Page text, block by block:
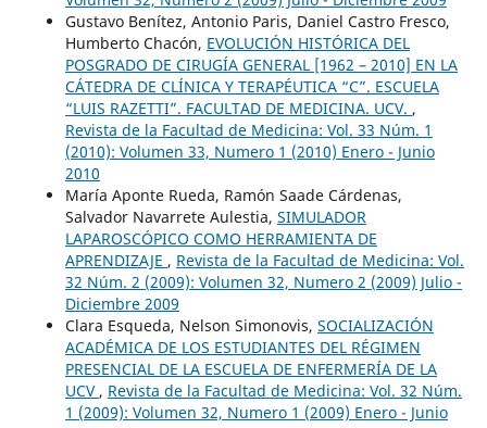
Gustavo Benítez, Antonio Paris, Daniel Castro Fresco,
Humberto Chacón, EVOLUCIÓN HISTÓRICA DEL
POSGRADO DE CIRUGÍA GENERAL [1962 – 2010] EN LA
CÁTEDRA DE CLÍNICA Y TERAPÉUTICA “C”. ESCUELA
“LUIS RAZETTI”. FACULTAD DE MEDICINA. UCV. ,
Revista de la Facultad de Medicina: Vol. 33 Núm. 1
(2010): Volumen 33, Numero 1 (2010) Enero - Junio
2010
María Aponte Rueda, Ramón Saade Cárdenas,
Salvador Navarrete Aulestia, SIMULADOR
LAPAROSCÓPICO COMO HERRAMIENTA DE
APRENDIZAJE , Revista de la Facultad de Medicina: Vol.
32 Núm. 2 (2009): Volumen 32, Numero 2 (2009) Julio -
Diciembre 2009
Clara Esqueda, Nelson Simonovis, SOCIALIZACIÓN
ACADÉMICA DE LOS ESTUDIANTES DEL RÉGIMEN
PRESENCIAL DE LA ESCUELA DE ENFERMERÍA DE LA
UCV , Revista de la Facultad de Medicina: Vol. 32 Núm.
1 (2009): Volumen 32, Numero 1 (2009) Enero - Junio